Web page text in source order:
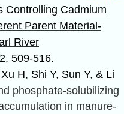
Controlling Cadmium
Parent Material-
River
509-516.
H, Shi Y, Sun Y, & Li
phosphate-solubilizing
in manure-